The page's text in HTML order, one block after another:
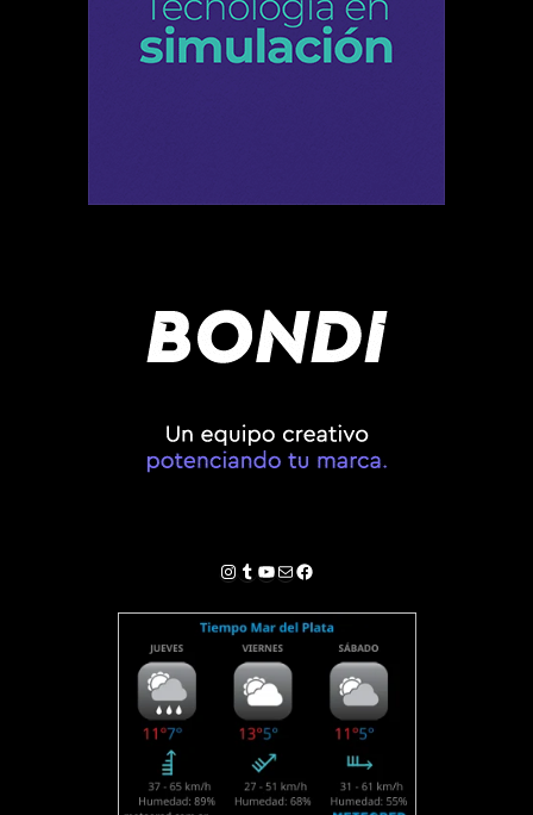
Instagram
Tumblr
YouTube
Correo electrónico
Facebook